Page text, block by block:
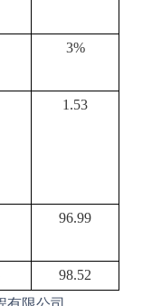
3%
1.53
96.99
98.52